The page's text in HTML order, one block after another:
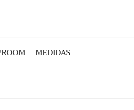
MEDIDAS